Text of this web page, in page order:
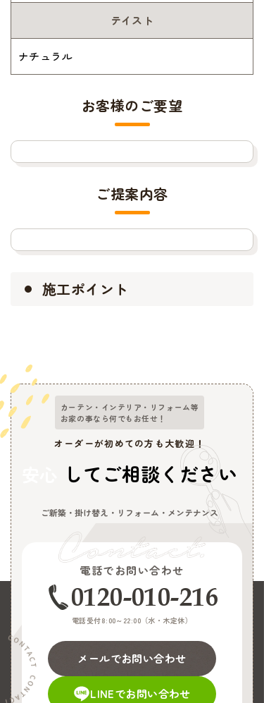
テイスト
ナチュラル
お客様のご要望
ご提案内容
施工ポイント
カーテン・インテリア・リフォーム等
お家の事なら何でもお任せ！
オーダーが初めての方も大歓迎！
してご相談ください
ご新築・掛け替え・リフォーム・メンテナンス
電話でお問い合わせ
0120-010-216
電話受付8:00～22:00（水・木定休）
メールでお問い合わせ
LINEでお問い合わせ